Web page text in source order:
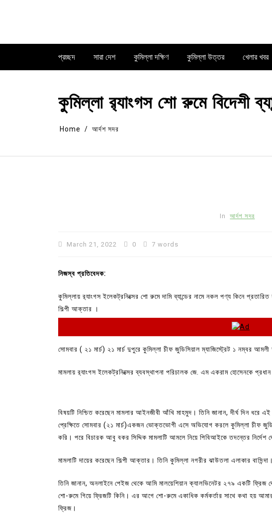
প্রচ্ছদ সারা দেশ কুমিল্লা দক্ষিণ কুমিল্লা উত্তর খেলার খবর
কুমিল্লা র‌্যাংগস শো রুমে বিদেশী
Home আর্দশ সদর
In আর্দশ সদর
March 21, 2022 0 7 words
নিজস্ব প্রতিবেদক:
কুমিল্লায় র‌্যাংগস ইলেকট্রনিক্সের শো রুমে দামি ব্যান্ডের নামে নকল পণ্য কিনে
শিল্পী আক্তার ।
সোমবার ( ২১ মার্চ) ২১ মার্চ দুপুরে কুমিল্লা চীফ জুডিসিয়াল ম্যাজিস্ট্রেট ১ নম্বর
মামলায় র‌্যাংগস ইলেকট্রনিক্সের ব্যবস্থাপনা পরিচালক জে. এম একরাম হোসেনকে
বিষয়টি নিশ্চিত করেছেন মামলার আইনজীবী আঁখি মাহমুদ। তিনি জানান, দীর্ঘ দিন
প্রেক্ষিতে সোমবার (২১ মার্চ)একজন ভোক্তভোগী এসে অভিযোগ করলে কুমিল্লা চীফ
করি। পরে বিচারক আবু বকর সিদ্দিক মামলাটি আমলে নিয়ে পিবিআইকে তদন্তের নির্দেশ
মামলাটি দায়ের করেছেন শিল্পী আক্তার। তিনি কুমিল্লা নগরীর ঝাউতলা এলাকার বাসিন্দা।
তিনি জানান, অনলাইনে পেইজ থেকে আমি মালয়েশিয়ান ক্যালভিনেটর ২৭৯ একটি ফ্রিজ
শো-রুমে গিয়ে ফ্রিজটি কিনি। এর আগে শো-রুমে একাধিক কর্মকর্তার সাথে কথা হয়
ফ্রিজ।